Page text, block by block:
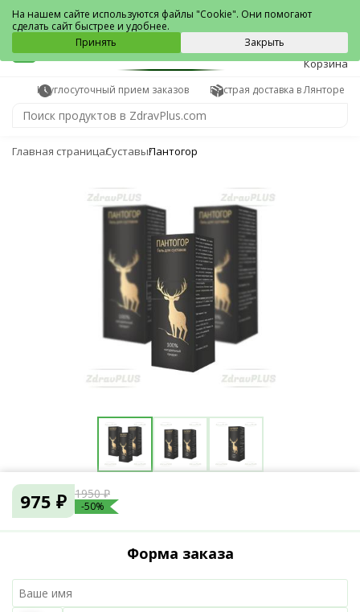
Лянтор
0
Корзина
Круглосуточный прием заказов Быстрая доставка в Лянторе
Главная страницаСуставыПантогор
975 ₽ 1950 ₽
-50%
Форма заказа
На нашем сайте используются файлы "Cookie". Они помогают
сделать сайт быстрее и удобнее.
Принять
Закрыть